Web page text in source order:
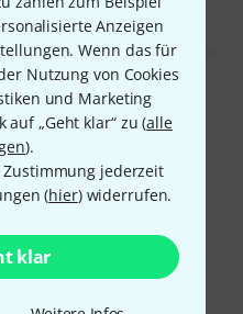
Anzeigen
Wenn das für
Nutzung von Cookies
und Marketing
„Geht klar“ zu (alle
).
jederzeit
(hier) widerrufen.
klar
MELDEN
lesen